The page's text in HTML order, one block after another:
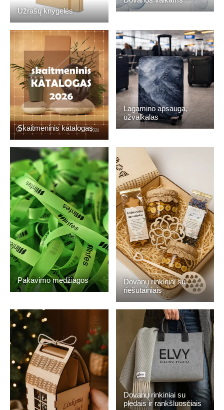
Užrašų knygelės
Skaitmeninis katalogas
Lagamino apsauga,
užvalkalas
Pakavimo medžiagos
Dovanų rinkiniai su
riešutainiais
Dovanų rinkiniai su
pledais ir rankšluosčiais